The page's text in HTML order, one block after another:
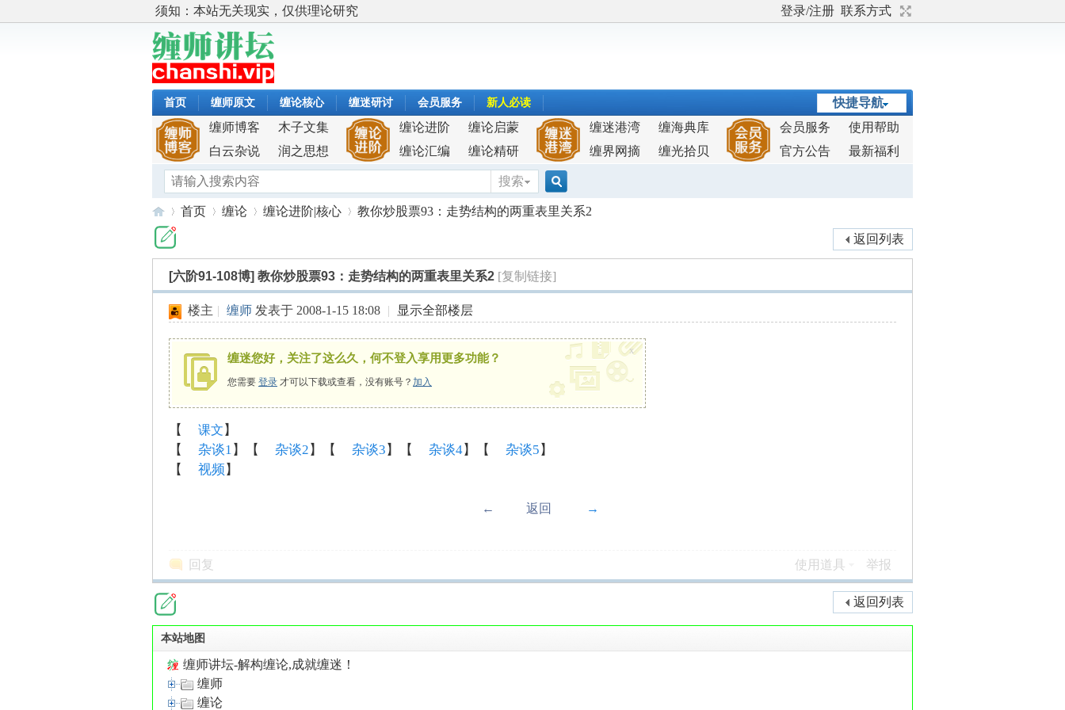
须知：本站无关现实，仅供理论研究 登录/注册 联系方式
快捷导航
首页 缠师原文 缠论核心 缠迷研讨 会员服务 新人必读
缠师博客
木子文集
白云杂说
润之思想
缠论进阶
缠论启蒙
缠论汇编
缠论精研
缠迷港湾
缠海典库
缠界网摘
缠光拾贝
会员服务
使用帮助
官方公告
最新福利
搜索
搜
索
讲
首页
›
缠论
›
缠论进阶|核心
›
教你炒股票93：走势结构的两重表里关系2
返回列表
[六阶91-108博] 教你炒股票93：走势结构的两重表里关系2 [复制链接]
楼主 | 缠师 发表于 2008-1-15 18:08 | 显示全部楼层
缠迷您好，关注了这么久，何不登入享用更多功能？
您需要 登录 才可以下载或查看，没有账号？ 加入
x
【 课文 】
【
杂谈1 】【 杂谈2 】【 杂谈3 】【 杂谈4】【 杂谈5 】
【
视频 】
← 返回 →
回复 使用道具 举报
返回列表
本站地图
缠师讲坛-解构缠论,成就缠迷！
缠师
缠论